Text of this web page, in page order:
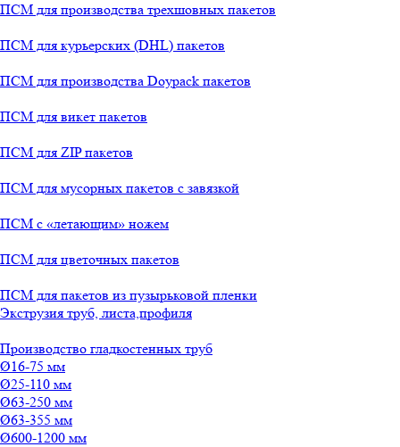
ПСМ для производства трехшовных пакетов
ПСМ для курьерских (DHL) пакетов
ПСМ для производства Doypack пакетов
ПСМ для викет пакетов
ПСМ для ZIP пакетов
ПСМ для мусорных пакетов с завязкой
ПСМ с «летающим» ножем
ПСМ для цветочных пакетов
ПСМ для пакетов из пузырьковой пленки
Экструзия труб, листа,профиля
Производство гладкостенных труб
Ø16-75 мм
Ø25-110 мм
Ø63-250 мм
Ø63-355 мм
Ø600-1200 мм